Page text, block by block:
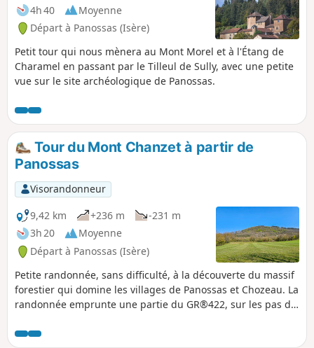
4h 40
Moyenne
Départ à Panossas (Isère)
Petit tour qui nous mènera au Mont Morel et à l'Étang de
Charamel en passant par le Tilleul de Sully, avec une petite
vue sur le site archéologique de Panossas.
Tour du Mont Chanzet à partir de
Panossas
Visorandonneur
9,42 km
+236 m
-231 m
3h 20
Moyenne
Départ à Panossas (Isère)
Petite randonnée, sans difficulté, à la découverte du massif
forestier qui domine les villages de Panossas et Chozeau. La
randonnée emprunte une partie du GR®422, sur les pas de
du Château de Poizieu dont la tour, couverte de